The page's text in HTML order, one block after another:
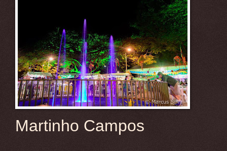
Martinho Campos